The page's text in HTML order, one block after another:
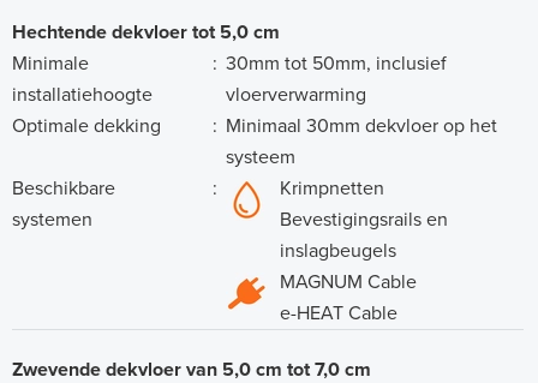
Hechtende dekvloer tot 5,0 cm
Minimale
installatiehoogte
: 30mm tot 50mm, inclusief
vloerverwarming
Optimale dekking
: Minimaal 30mm dekvloer op het
systeem
Beschikbare
systemen
:
Krimpnetten
Bevestigingsrails en
inslagbeugels
MAGNUM Cable
e-HEAT Cable
Zwevende dekvloer van 5,0 cm tot 7,0 cm